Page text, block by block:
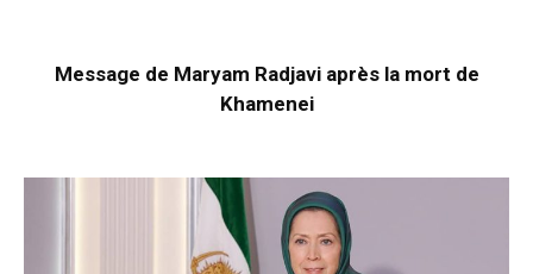
Message de Maryam Radjavi après la mort de
Khamenei